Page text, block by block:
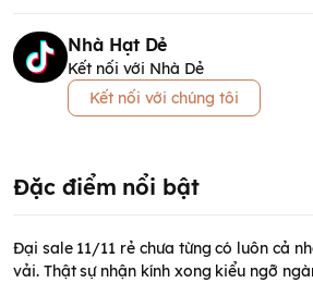
Nhà Hạt Dẻ
Kết nối với Nhà Dẻ
Kết nối với chúng tôi
Đặc điểm nổi bật
Đại sale 11/11 rẻ chưa từng có luôn cả
vải. Thật sự nhận kính xong kiểu ngỡ